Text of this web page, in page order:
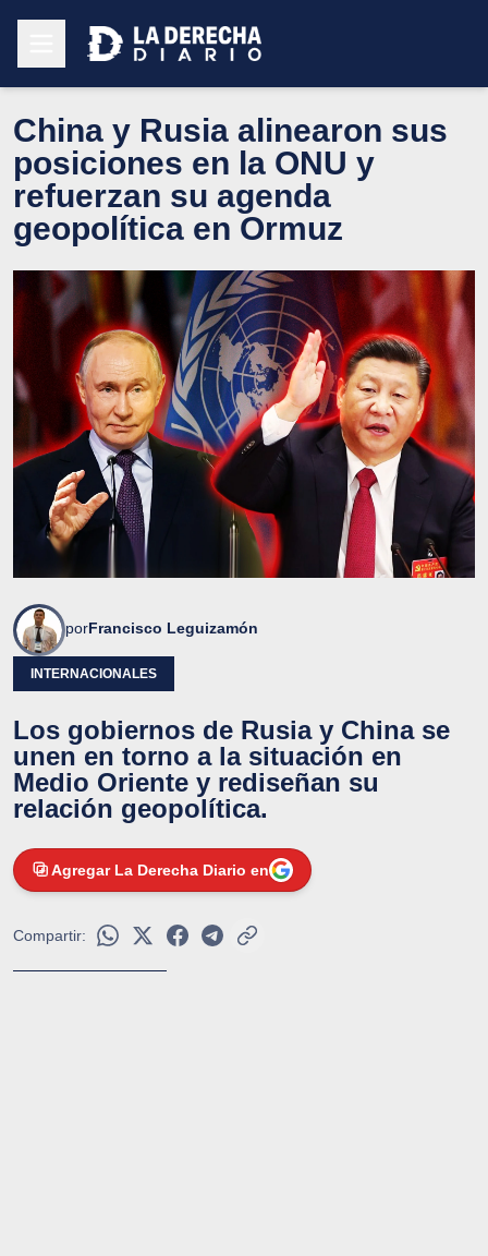
China y Rusia alinearon sus
posiciones en la ONU y
refuerzan su agenda
geopolítica en Ormuz
porFrancisco Leguizamón
INTERNACIONALES
Los gobiernos de Rusia y China se
unen en torno a la situación en
Medio Oriente y rediseñan su
relación geopolítica.
Agregar La Derecha Diario en
Compartir: